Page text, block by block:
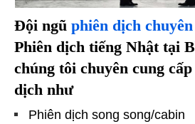
Đội ngũ phiên dịch
Phiên dịch tiếng Nhật tại
chúng tôi chuyên cung
dịch như
Phiên dịch song song/cabin